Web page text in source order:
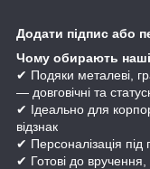
Додати підпис або
Чому обирають наші
✔ Подяки металеві,
— довговічні та
✔ Ідеально для
відзнак
✔ Персоналізація
✔ Готові до